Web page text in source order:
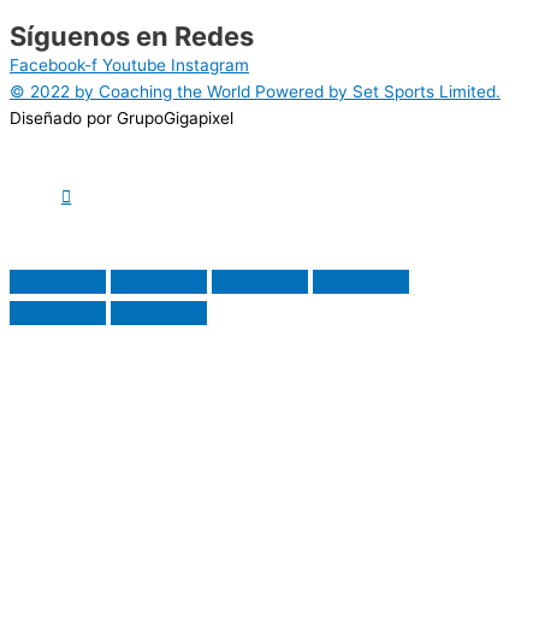
Síguenos en Redes
Facebook-f Youtube Instagram
© 2022 by Coaching the World Powered by Set Sports Limited.
Diseñado por GrupoGigapixel